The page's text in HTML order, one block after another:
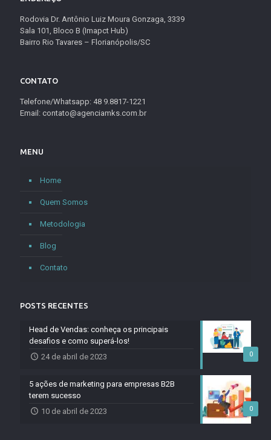
Rodovia Dr. Antônio Luiz Moura Gonzaga, 3339
Sala 101, Bloco B (Imapct Hub)
Bairro Rio Tavares – Florianópolis/SC
CONTATO
Telefone/Whatsapp: 48 9.8817-1221
Email: contato@agenciamks.com.br
MENU
Home
Quem Somos
Metodologia
Blog
Contato
POSTS RECENTES
0
Head de Vendas: conheça os principais
desafios e como superá-los!
24 de abril de 2023
0
5 ações de marketing para empresas B2B
terem sucesso
10 de abril de 2023